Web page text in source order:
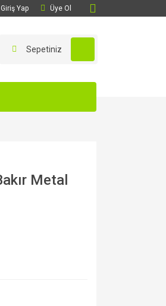
Giriş Yap Üye Ol
Sepetiniz
Metal